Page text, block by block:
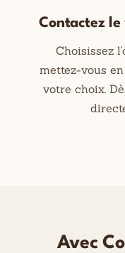
Contactez
Choisissez
mettez-vous
votre choix.
Avec